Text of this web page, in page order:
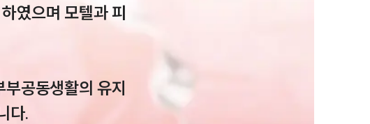
오시는 길
글로벌 파트너 로펌
였으며 모텔과 피
공동생활의 유지
다.